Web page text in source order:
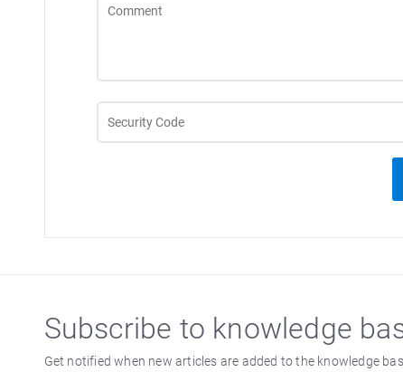
Subscribe to knowledge
Get notified when new articles are added to the knowledge